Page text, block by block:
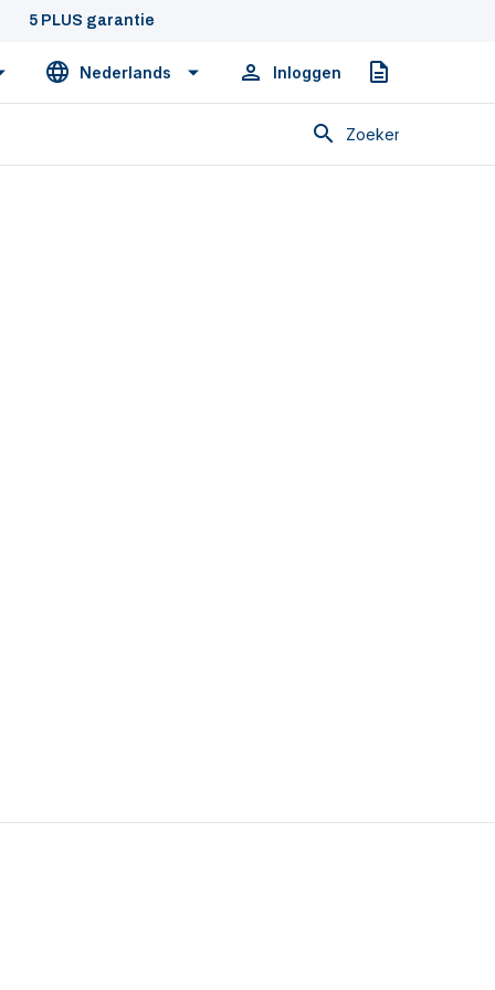
5 PLUS garantie
Nederlands Inloggen Offerte
Zoeken